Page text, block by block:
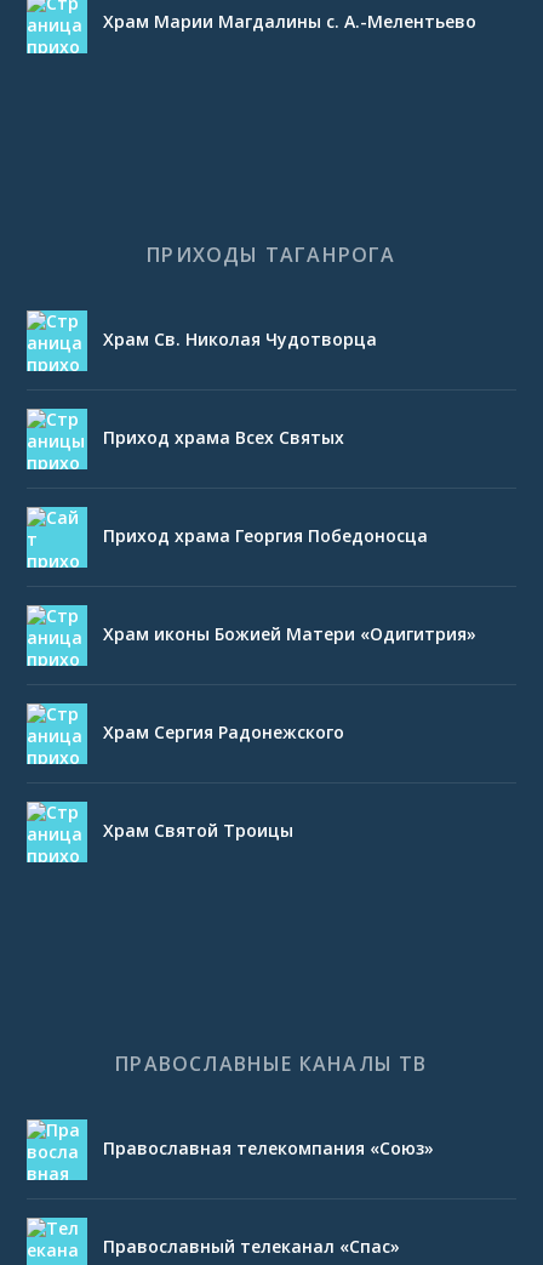
Храм Марии Магдалины с. А.-Мелентьево
ПРИХОДЫ ТАГАНРОГА
Храм Св. Николая Чудотворца
Приход храма Всех Святых
Приход храма Георгия Победоносца
Храм иконы Божией Матери «Одигитрия»
Храм Сергия Радонежского
Храм Святой Троицы
ПРАВОСЛАВНЫЕ КАНАЛЫ ТВ
Православная телекомпания «Союз»
Православный телеканал «Спас»